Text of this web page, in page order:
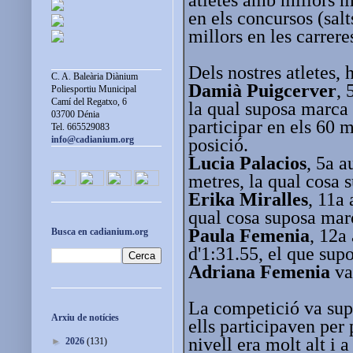
en els concursos
millors en les
Dels nostres
Damià Puigcerver,
la qual suposa
participar en els 60
posició.
Lucia Palacios, 5a
metres, la qual cosa
Erika Miralles, 11a
qual cosa suposa
Paula Femenia, 12a
d'1:31.55, el que
Adriana Femenia
La competició va
ells participaven per
nivell era molt alt i a
C. A. Baleària Diànium
Poliesportiu Municipal
Camí del Regatxo, 6
03700 Dénia
Tel. 665529083
info@cadianium.org
Busca en cadianium.org
Arxiu de notícies
► 2026 (131)